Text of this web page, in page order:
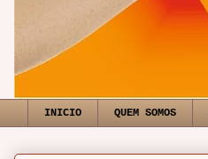
INICIO QUEM SOMOS